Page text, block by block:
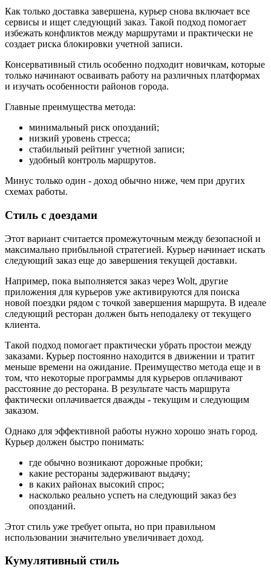
Как только доставка завершена, курьер снова включает все
сервисы и ищет следующий заказ. Такой подход помогает
избежать конфликтов между маршрутами и практически не
создает риска блокировки учетной записи.
Консервативный стиль особенно подходит новичкам, которые
только начинают осваивать работу на различных платформах
и изучать особенности районов города.
Главные преимущества метода:
минимальный риск опозданий;
низкий уровень стресса;
стабильный рейтинг учетной записи;
удобный контроль маршрутов.
Минус только один - доход обычно ниже, чем при других
схемах работы.
Стиль с доездами
Этот вариант считается промежуточным между безопасной и
максимально прибыльной стратегией. Курьер начинает искать
следующий заказ еще до завершения текущей доставки.
Например, пока выполняется заказ через Wolt, другие
приложения для курьеров уже активируются для поиска
новой поездки рядом с точкой завершения маршрута. В идеале
следующий ресторан должен быть неподалеку от текущего
клиента.
Такой подход помогает практически убрать простои между
заказами. Курьер постоянно находится в движении и тратит
меньше времени на ожидание. Преимущество метода еще и в
том, что некоторые программы для курьеров оплачивают
расстояние до ресторана. В результате часть маршрута
фактически оплачивается дважды - текущим и следующим
заказом.
Однако для эффективной работы нужно хорошо знать город.
Курьер должен быстро понимать:
где обычно возникают дорожные пробки;
какие рестораны задерживают выдачу;
в каких районах высокий спрос;
насколько реально успеть на следующий заказ без
опозданий.
Этот стиль уже требует опыта, но при правильном
использовании значительно увеличивает доход.
Кумулятивный стиль